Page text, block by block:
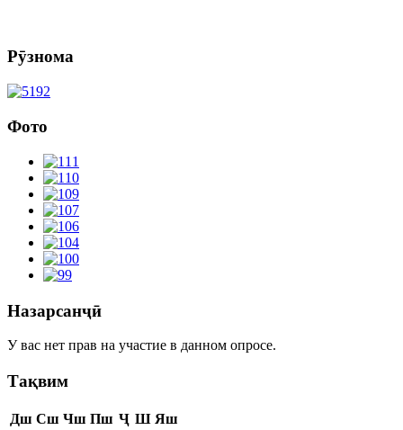
Рӯзнома
Фото
Назарсанҷӣ
У вас нет прав на участие в данном опросе.
Тақвим
Дш Сш Чш Пш Ҷ Ш Яш